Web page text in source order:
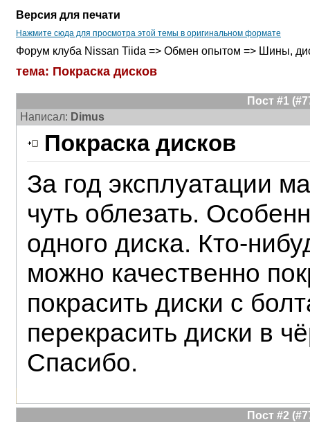
Версия для печати
Нажмите сюда для просмотра этой темы в оригинальном формате
Форум клуба Nissan Tiida => Обмен опытом => Шины,
тема: Покраска дисков
Пост #1
Написал: Dimus
Покраска дисков
За год эксплуатации
чуть облезать.
одного диска. Кто-
можно качественно
покрасить диски с
перекрасить диски в
Спасибо.
Пост #2